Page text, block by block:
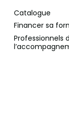
Catalogue
Financer sa
Professionnels